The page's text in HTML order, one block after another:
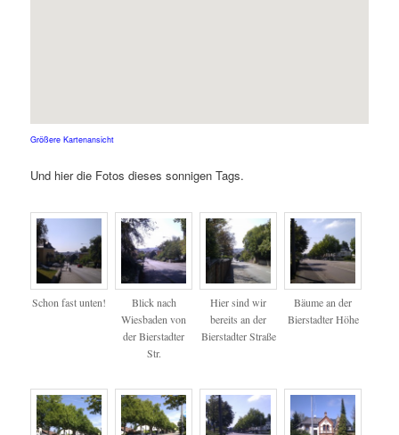
Größere Kartenansicht
Und hier die Fotos dieses sonnigen Tags.
Schon fast unten!
Blick nach
Wiesbaden von
der Bierstadter
Str.
Hier sind wir
bereits an der
Bierstadter Straße
Bäume an der
Bierstadter Höhe